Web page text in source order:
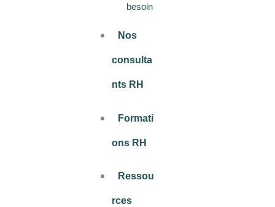
besoin
Nos
consulta
nts RH
Formati
ons RH
Ressou
rces